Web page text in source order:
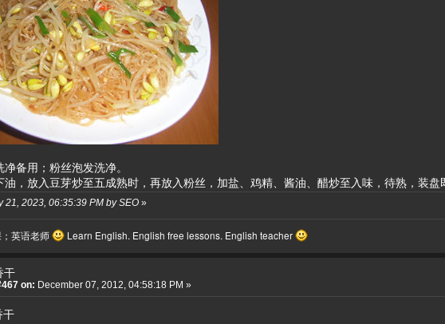
备用；粉丝泡发洗净。
油，放入豆芽炒至五成熟时，再放入粉丝，加盐、鸡精、酱油、醋炒至入味，待熟，装盘
21, 2023, 06:35:39 PM by SEO »
英语老师 Learn English. English free lessons. English teacher
干
on: December 07, 2012, 04:58:18 PM »
干